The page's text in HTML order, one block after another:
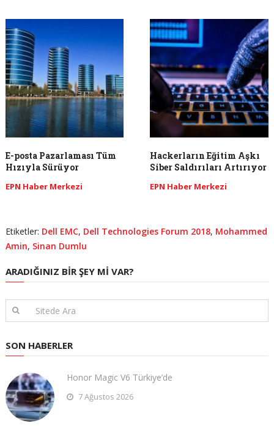
E-posta Pazarlaması Tüm
Hızıyla Sürüyor
EPN Haber Merkezi
Hackerların Eğitim Aşkı
Siber Saldırıları Artırıyor
EPN Haber Merkezi
Etiketler: Dell EMC, Dell Technologies Forum 2018, Mohammed
Amin, Sinan Dumlu
ARADIĞINIZ BIR ŞEY MI VAR?
SON HABERLER
Honor Magic V6 Türkiye’de
7 Ağustos 2026